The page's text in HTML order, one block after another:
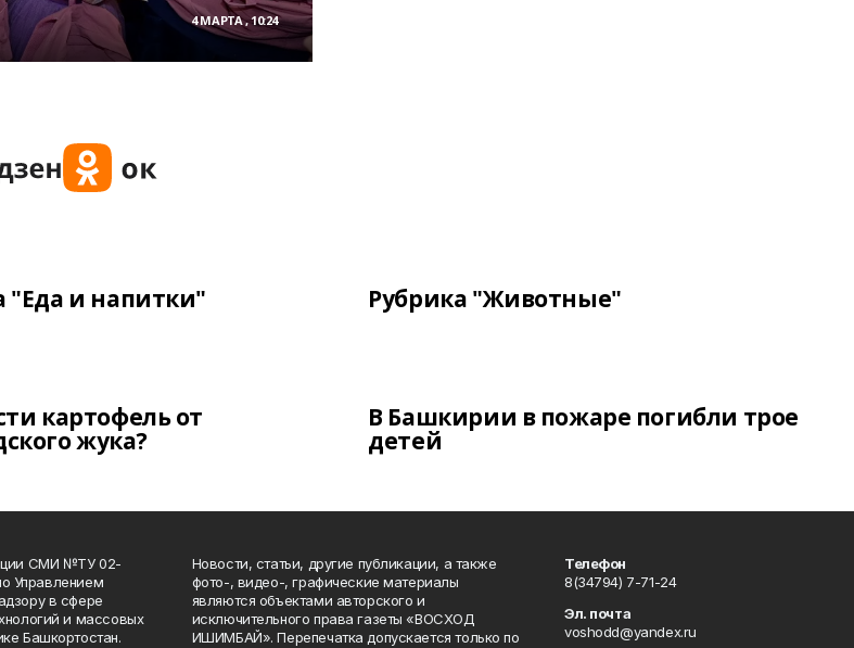
4 МАРТА , 10:24
"Еда и напитки" Рубрика "Животные"
картофель от
жука?
В Башкирии в пожаре погибли трое
детей
СМИ №ТУ 02-
Управлением
в сфере
и массовых
Башкортостан.
Новости, статьи, другие публикации, а также
фото-, видео-, графические материалы
являются объектами авторского и
исключительного права газеты «ВОСХОД
ИШИМБАЙ». Перепечатка допускается только по
Телефон
8(34794) 7-71-24
Эл. почта
voshodd@yandex.ru